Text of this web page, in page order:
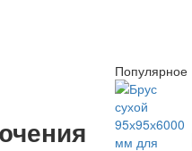
Популярное